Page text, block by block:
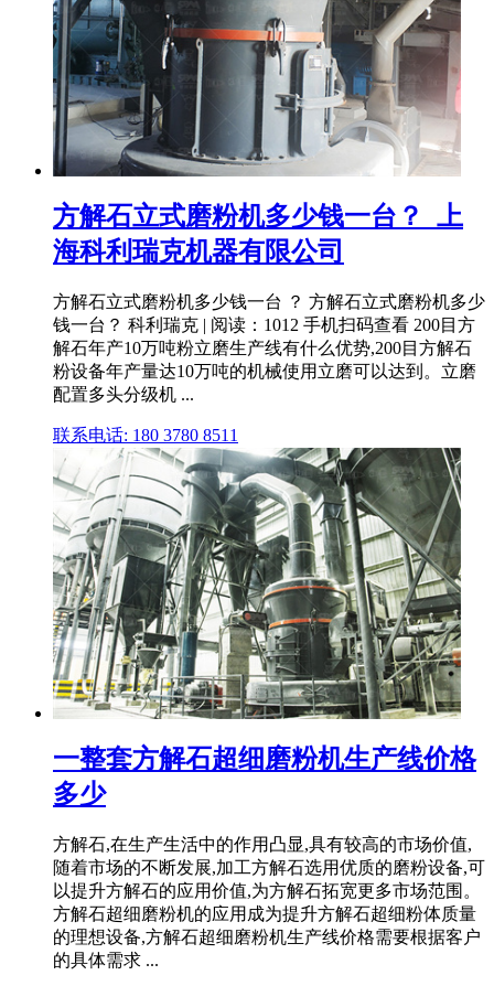
方解石立式磨粉机多少钱一台？_上
海科利瑞克机器有限公司
方解石立式磨粉机多少钱一台 ？ 方解石立式磨粉机多少
钱一台？ 科利瑞克 | 阅读：1012 手机扫码查看 200目方
解石年产10万吨粉立磨生产线有什么优势,200目方解石
粉设备年产量达10万吨的机械使用立磨可以达到。立磨
配置多头分级机 ...
联系电话: 180 3780 8511
一整套方解石超细磨粉机生产线价格
多少
方解石,在生产生活中的作用凸显,具有较高的市场价值,
随着市场的不断发展,加工方解石选用优质的磨粉设备,可
以提升方解石的应用价值,为方解石拓宽更多市场范围。
方解石超细磨粉机的应用成为提升方解石超细粉体质量
的理想设备,方解石超细磨粉机生产线价格需要根据客户
的具体需求 ...